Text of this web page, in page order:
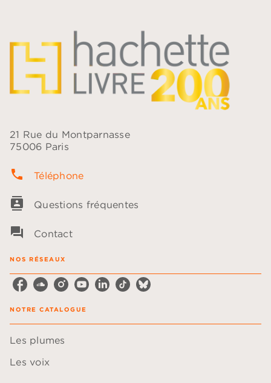
21 Rue du Montparnasse
75006 Paris
phone Téléphone
contacts Questions fréquentes
question_answer Contact
NOS RÉSEAUX
NOTRE CATALOGUE
Les plumes
Les voix